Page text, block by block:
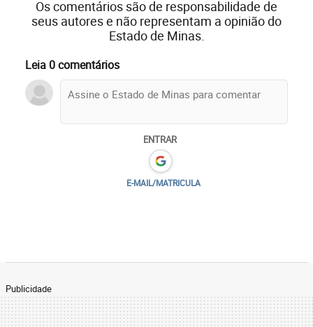
Os comentários são de responsabilidade de
seus autores e não representam a opinião do
Estado de Minas.
Leia 0 comentários
ENTRAR
E-MAIL/MATRICULA
Publicidade